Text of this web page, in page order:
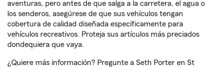
aventuras, pero antes de que salga a la carretera, el agua o
los senderos, asegúrese de que sus vehículos tengan
cobertura de calidad diseñada específicamente para
vehículos recreativos. Proteja sus artículos más preciados
dondequiera que vaya.
¿Quiere más información? Pregunte a Seth Porter en St